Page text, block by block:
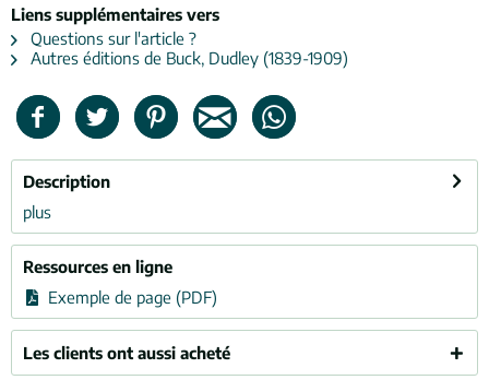
Liens supplémentaires vers
Questions sur l'article ?
Autres éditions de Buck, Dudley (1839-1909)
Description
plus
Ressources en ligne
Exemple de page (PDF)
Les clients ont aussi acheté